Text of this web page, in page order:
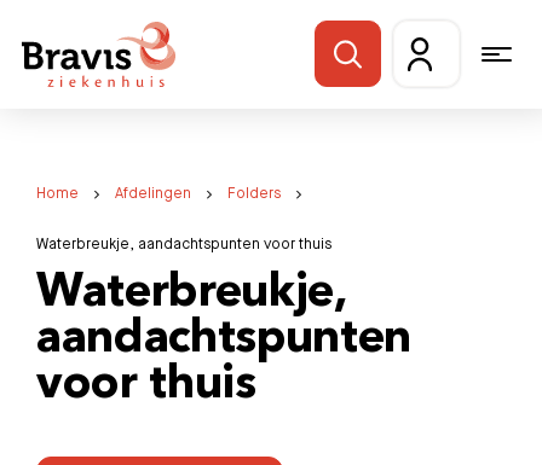
Home Afdelingen Folders
Waterbreukje, aandachtspunten voor thuis
Waterbreukje,
aandachtspunten
voor thuis